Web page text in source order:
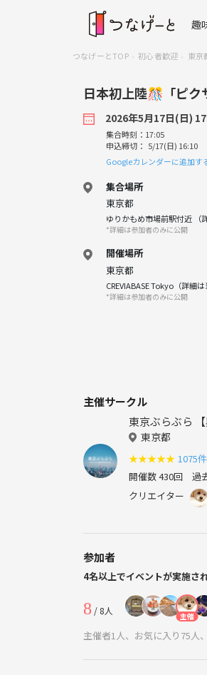
趣
つなげーとTOP 初心者歓迎 東京
日本初上陸🎊「ピク
2026年5月17日(日)
集合時刻：17:05
申込締切： 5/17(日) 16:10
Googleカレンダーに追加す
集合場所
東京都
ゆりかもめ市場前駅付近 （
*詳細は参加者のみに公開
開催場所
東京都
CREVIABASE Tokyo（詳細
*詳細は参加者のみに公開
主催サークル
東京ぶらぶら
東京都
★★★★★ 1075
開催数 430回 過
クリエイター
参加者
4名以上でイベントが実施さ
8 / 8人 主催
主催者1人、お気に入り75人